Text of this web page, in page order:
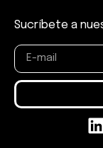
Sucríbete a